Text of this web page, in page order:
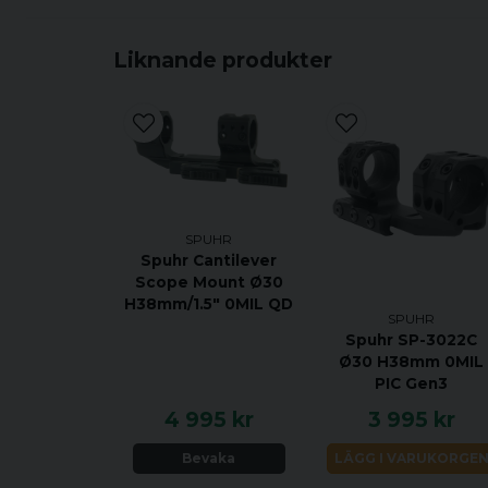
Liknande produkter
SPUHR
Spuhr Cantilever
Scope Mount Ø30
H38mm/1.5" 0MIL QD
4 995 kr
Bevaka
SPUHR
Spuhr SP-3022C
Ø30 H38mm 0MIL
PIC Gen3
3 995 kr
LÄGG I VARUKORGEN